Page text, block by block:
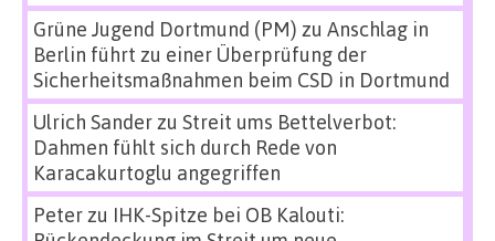
Grüne Jugend Dortmund (PM) zu Anschlag in
Berlin führt zu einer Überprüfung der
Sicherheitsmaßnahmen beim CSD in Dortmund
Ulrich Sanderzu Streit ums Bettelverbot:
Dahmen fühlt sich durch Rede von
Karacakurtoglu angegriffen
Peterzu IHK-Spitze bei OB Kalouti: